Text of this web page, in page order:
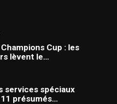
Cup : les
lèvent le…
services spéciaux
présumés…